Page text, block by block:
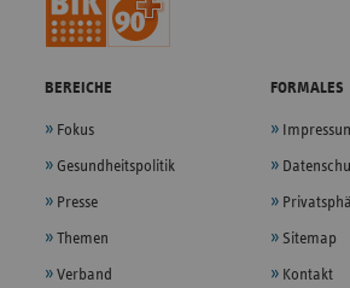
BEREICHE
Fokus
Gesundheitspolitik
Presse
Themen
Verband
FORMALES
Sitemap
Kontakt